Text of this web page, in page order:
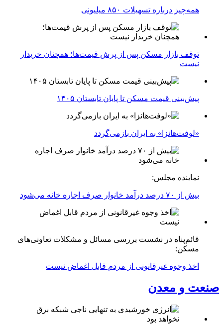
همه‌چیز درباره تسهیلات ۸۵۰ میلیونی
توقف بازار مسکن پس از پرش قیمت‌ها؛ همچنان خریدار
نیست
پیش‌بینی قیمت مسکن تا پایان تابستان ۱۴۰۵
«لوفت‌هانزا» به ایران بازمی‌گردد
نماینده مجلس:
بیش از ۷۰ درصد درآمد خانوار صرف اجاره خانه می‌شود
قائم‌پناه در نشست بررسی مسائل و مشکلات تعاونی‌های
مسکن:
اخذ وجوه غیرقانونی از مردم قابل اغماض نیست
صنعت و معدن